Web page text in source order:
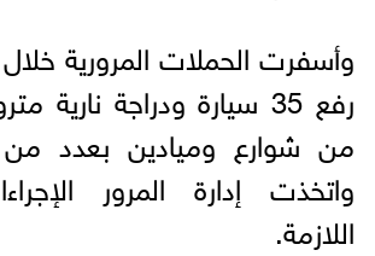
رفع 35 سيارة ودراجة نارية
من شوارع وميادين بعدد من
واتخذت إدارة المرور
اللازمة.